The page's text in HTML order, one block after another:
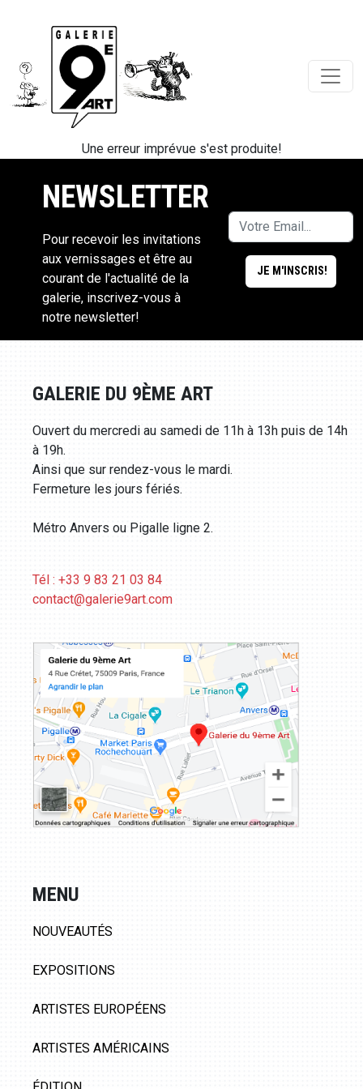
Une erreur imprévue s'est produite!
NEWSLETTER
Pour recevoir les invitations
aux vernissages et être au
courant de l'actualité de la
galerie, inscrivez-vous à
notre newsletter!
GALERIE DU 9ÈME ART
Ouvert du mercredi au samedi de 11h à 13h puis de 14h
à 19h.
Ainsi que sur rendez-vous le mardi.
Fermeture les jours fériés.
Métro Anvers ou Pigalle ligne 2.
Tél : +33 9 83 21 03 84
contact@galerie9art.com
MENU
NOUVEAUTÉS
EXPOSITIONS
ARTISTES EUROPÉENS
ARTISTES AMÉRICAINS